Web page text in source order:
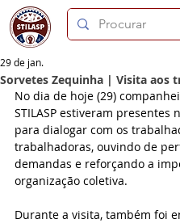
Sorvetes Zequinha | Visita aos
29 de jan.
No dia de hoje (29)
STILASP estiveram presentes
para dialogar com os
trabalhadoras, ouvindo de
demandas e reforçando a
organização coletiva.
Durante a visita, também foi